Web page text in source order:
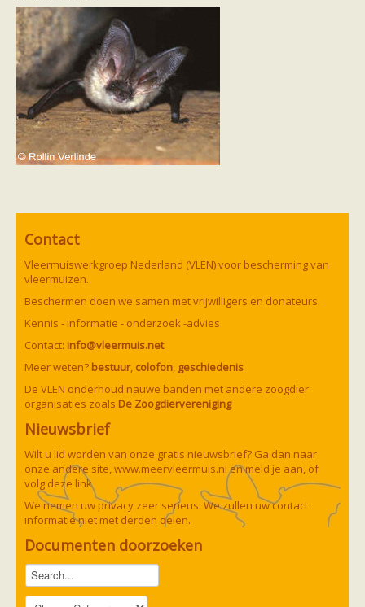
Contact
Vleermuiswerkgroep Nederland (VLEN) voor bescherming van
vleermuizen..
Beschermen doen we samen met vrijwilligers en donateurs
Kennis - informatie - onderzoek -advies
Contact: info@vleermuis.net
Meer weten? bestuur, colofon, geschiedenis
De VLEN onderhoud nauwe banden met andere zoogdier
organisaties zoals De Zoogdiervereniging
Nieuwsbrief
Wilt u lid worden van onze gratis nieuwsbrief? Ga dan naar
onze andere site,www.meervleermuis.nlen meld je aan, of
volg deze link
We nemen uw privacy zeer serieus. We zullen uw contact
informatie niet met derden delen.
Documenten doorzoeken